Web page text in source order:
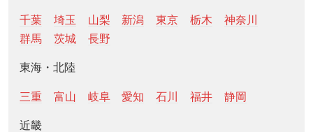
千葉 埼玉 山梨 新潟 東京 栃木
神奈川
群馬
茨城 長野
東海・北陸
三重 富山 岐阜 愛知 石川 福井 静岡
近畿